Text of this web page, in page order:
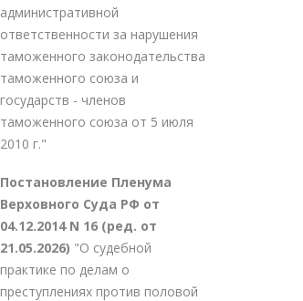
административной
ответственности за нарушения
таможенного законодательства
таможенного союза и
государств - членов
таможенного союза от 5 июля
2010 г."
Постановление Пленума
Верховного Суда РФ от
04.12.2014 N 16 (ред. от
21.05.2026) "О судебной
практике по делам о
преступлениях против половой